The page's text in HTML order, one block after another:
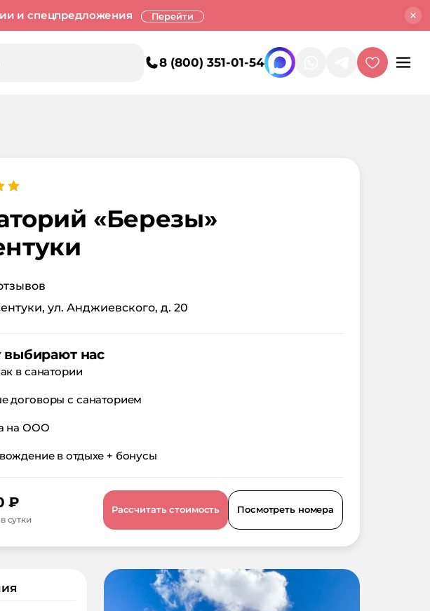
и спецпредложения Перейти
8 (800) 351-01-54
«Березы»
ул. Анджиевского, д. 20
нас
в санатории
договоры с санаторием
на ООО
в отдыхе + бонусы
₽
сутки
Рассчитать стоимость Посмотреть номера